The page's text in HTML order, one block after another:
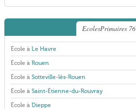
EcolesPrimaires 76
École à Le Havre
École à Rouen
École à Sotteville-lès-Rouen
École à Saint-Étienne-du-Rouvray
École à Dieppe